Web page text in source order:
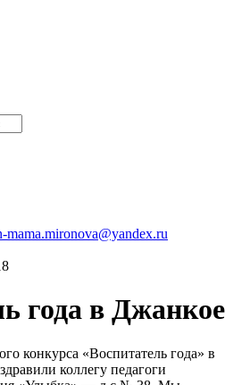
mama.mironova@yandex.ru
года в Джанкое
конкурса «Воспитатель года» в
коллегу педагоги